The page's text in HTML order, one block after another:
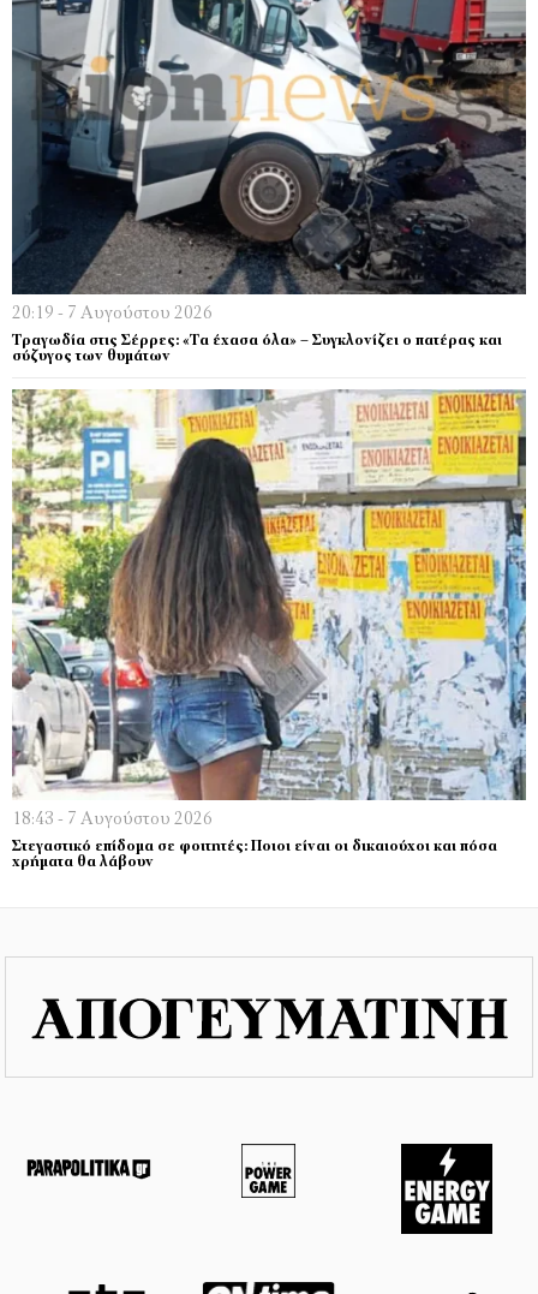
20:19 - 7 Αυγούστου 2026
Τραγωδία στις Σέρρες: «Τα έχασα όλα» – Συγκλονίζει ο πατέρας και
σύζυγος των θυμάτων
18:43 - 7 Αυγούστου 2026
Στεγαστικό επίδομα σε φοιτητές: Ποιοι είναι οι δικαιούχοι και πόσα
χρήματα θα λάβουν